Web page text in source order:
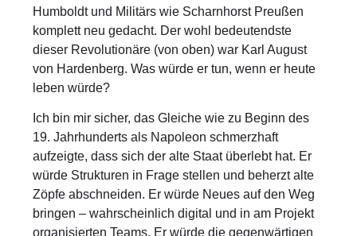
Humboldt und Militärs wie Scharnhorst Preußen
komplett neu gedacht. Der wohl bedeutendste
dieser Revolutionäre (von oben) war Karl August
von Hardenberg. Was würde er tun, wenn er heute
leben würde?
Ich bin mir sicher, das Gleiche wie zu Beginn des
19. Jahrhunderts als Napoleon schmerzhaft
aufzeigte, dass sich der alte Staat überlebt hat. Er
würde Strukturen in Frage stellen und beherzt alte
Zöpfe abschneiden. Er würde Neues auf den Weg
bringen – wahrscheinlich digital und in am Projekt
organisierten Teams. Er würde die gegenwärtigen